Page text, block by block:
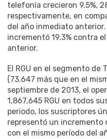
telefonía crecieron 9.5%,
respectivamente, en
del año inmediato
incrementó 19.3% contra
anterior.
El RGU en el segmento de
(73.647 más que en el
septiembre de 2013, el
1,867,645 RGU en todos
periodo, los suscriptores
representó un incremento
con el mismo período del